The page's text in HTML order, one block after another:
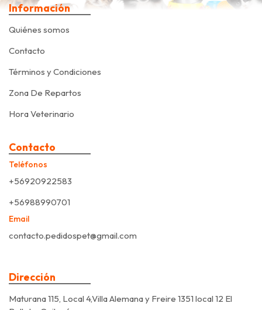
Información
Quiénes somos
Contacto
Términos y Condiciones
Zona De Repartos
Hora Veterinario
Contacto
Teléfonos
+56920922583
+56988990701
Email
contacto.pedidospet@gmail.com
Dirección
Maturana 115, Local 4,Villa Alemana y Freire 1351 local 12 El